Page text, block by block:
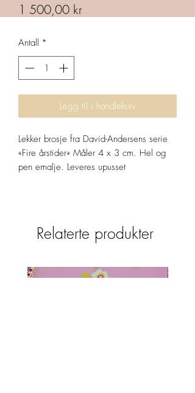
1 500,00 krPris
Antall *
Legg til i handlekurv
Lekker brosje fra David-Andersens serie
«Fire årstider» Måler 4 x 3 cm. Hel og
pen emalje. Leveres upusset
Relaterte produkter